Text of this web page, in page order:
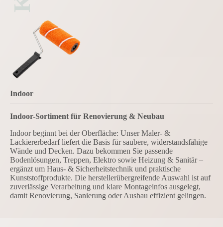
Indoor
Indoor-Sortiment für Renovierung & Neubau
Indoor beginnt bei der Oberfläche: Unser Maler- &
Lackiererbedarf liefert die Basis für saubere, widerstandsfähige
Wände und Decken. Dazu bekommen Sie passende
Bodenlösungen, Treppen, Elektro sowie Heizung & Sanitär –
ergänzt um Haus- & Sicherheitstechnik und praktische
Kunststoffprodukte. Die herstellerübergreifende Auswahl ist auf
zuverlässige Verarbeitung und klare Montageinfos ausgelegt,
damit Renovierung, Sanierung oder Ausbau effizient gelingen.